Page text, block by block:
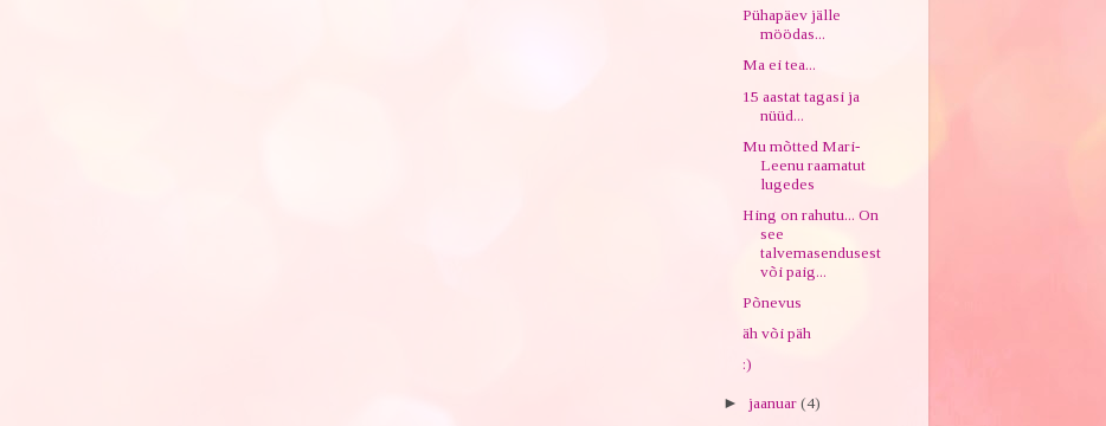
Pühapäev jälle
möödas...
Ma ei tea...
15 aastat tagasi ja
nüüd...
Mu mõtted Mari-
Leenu raamatut
lugedes
Hing on rahutu... On
see
talvemasendusest
või paig...
Põnevus
äh või päh
:)
► jaanuar (4)